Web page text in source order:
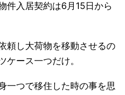
件入居契約は6月15日から
頼し大荷物を移動させるの
ケース一つだけ。
一つで移住した時の事を思